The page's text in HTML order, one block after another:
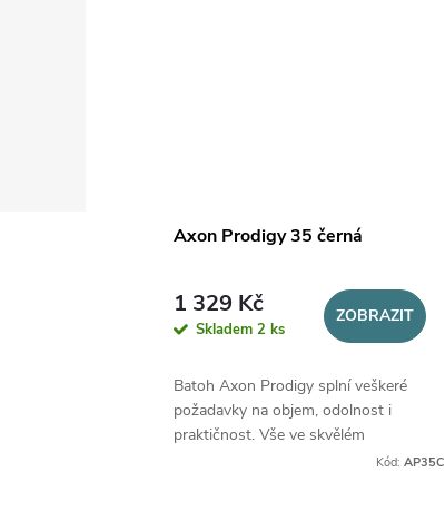
Axon Prodigy 35 černá
1 329 Kč
Skladem 2 ks
ZOBRAZIT
Batoh Axon Prodigy splní veškeré
požadavky na objem, odolnost i
praktičnost. Vše ve skvělém
Kód: AP35C